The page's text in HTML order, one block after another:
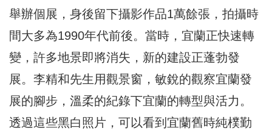
舉辦個展，身後留下攝影作品1萬餘張，拍攝時
間大多為1990年代前後。當時，宜蘭正快速轉
變，許多地景即將消失，新的建設正蓬勃發
展。李精和先生用觀景窗，敏銳的觀察宜蘭發
展的腳步，溫柔的紀錄下宜蘭的轉型與活力。
透過這些黑白照片，可以看到宜蘭舊時純樸勤